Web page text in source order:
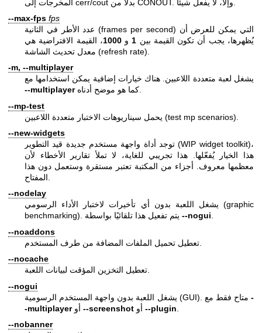
--max-fps fps
عدد الأطر في الثانية (frames per second) التي يمكن للعرض أن
يُظهرها، يجب أن تكون القيمة بين 1 و1000، القيمة الافتراضية هي
معدل تحديث الشاشة (refresh rate).
-m, --multiplayer
يشغل لعبة متعددة اللاعبين. هناك خيارات إضافية يمكن استخدامها مع
--multiplayer
كما هو موضح أدناه.
--mp-test
يحمل سيناريوهات الاختبار متعددة اللاعبين (test mp scenarios).
--new-widgets
توجد أداة واجهة مستخدم جديدة قيد التطوير (WIP widget toolkit)،
هذا الخيار يُفعّلها. هذا تجريبي للغاية، لا تملأ تقارير الأخطاء لأن
معظمها معروف. أجزاء من المكتبة تعتبر مستقرة وستعمل دون هذا
--nodelay
يشغل اللعبة بدون أي تأخيرات لاختبار الأداء الرسومي (graphic
--nogui.
--noaddons
--nocache
تعطيل التخزين المؤقت لبيانات اللعبة.
--nogui
يشغل اللعبة بدون واجهة المستخدم الرسومية (GUI). متاح فقط مع-
-multiplayer
--screenshot --plugin
--nobanner